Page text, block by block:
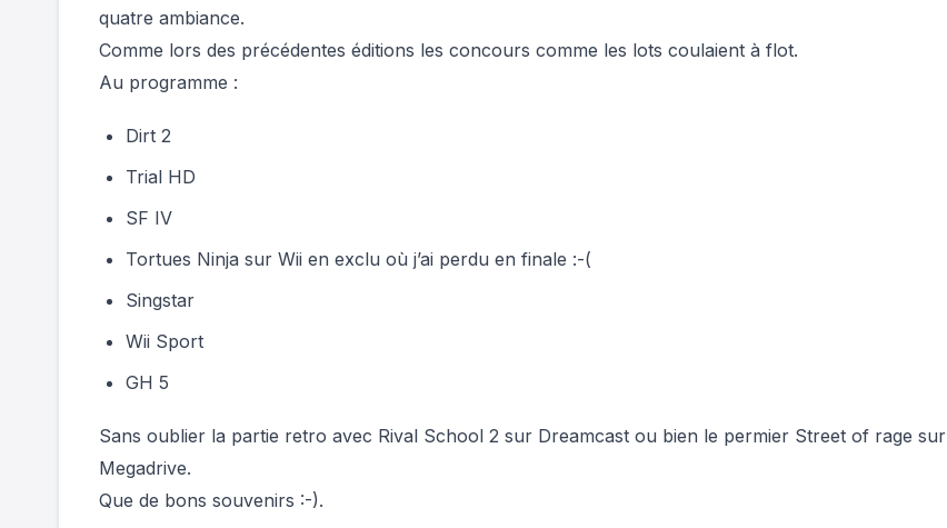
quatre ambiance.
Comme lors des précédentes éditions les concours comme les lots coulaient à flot.
Au programme :
Dirt 2
Trial HD
SF IV
Tortues Ninja sur Wii en exclu où j’ai perdu en finale :-(
Singstar
Wii Sport
GH 5
Sans oublier la partie retro avec Rival School 2 sur Dreamcast ou bien le permier Street of rage sur
Megadrive.
Que de bons souvenirs :-).